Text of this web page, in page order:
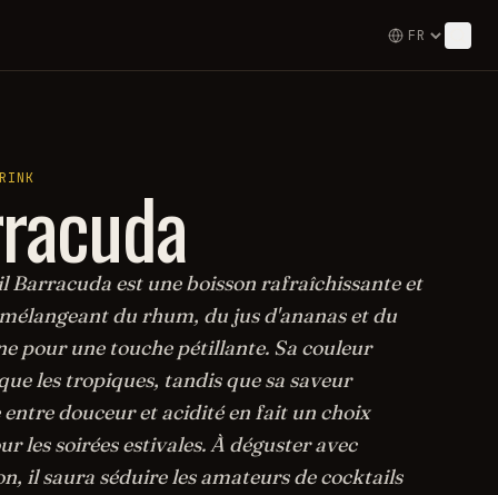
Barracuda est une boisson rafraîchissante et
du rhum, du jus d'ananas et du
pour une touche pétillante. Sa couleur
les tropiques, tandis que sa saveur
douceur et acidité en fait un choix
les soirées estivales. À déguster avec
il saura séduire les amateurs de cocktails